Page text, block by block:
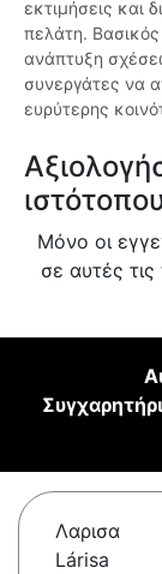
εκτιμήσεις και
πελάτη.
ανάπτυξη
συνεργάτες να
ευρύτερης
Μόνο οι
σε αυτές
Λαρισα
Lárisa